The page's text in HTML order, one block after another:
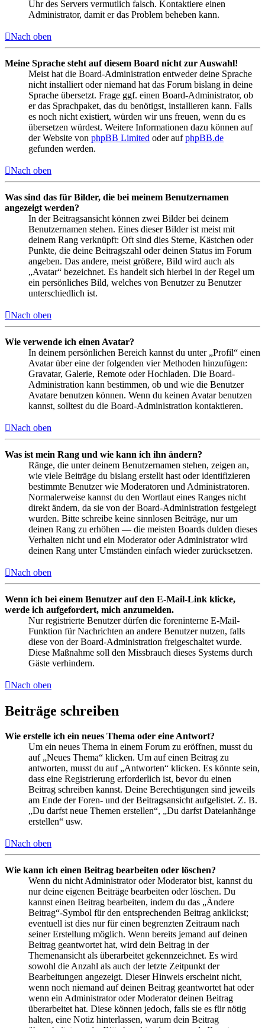
Uhr des Servers vermutlich falsch. Kontaktiere einen
Administrator, damit er das Problem beheben kann.
Nach oben
Meine Sprache steht auf diesem Board nicht zur Auswahl!
Meist hat die Board-Administration entweder deine Sprache
nicht installiert oder niemand hat das Forum bislang in deine
Sprache übersetzt. Frage ggf. einen Board-Administrator, ob
er das Sprachpaket, das du benötigst, installieren kann. Falls
es noch nicht existiert, würden wir uns freuen, wenn du es
übersetzen würdest. Weitere Informationen dazu können auf
der Website von phpBB Limited oder aufphpBB.de
gefunden werden.
Nach oben
Was sind das für Bilder, die bei meinem Benutzernamen
angezeigt werden?
In der Beitragsansicht können zwei Bilder bei deinem
Benutzernamen stehen. Eines dieser Bilder ist meist mit
deinem Rang verknüpft: Oft sind dies Sterne, Kästchen oder
Punkte, die deine Beitragszahl oder deinen Status im Forum
angeben. Das andere, meist größere, Bild wird auch als
„Avatar“ bezeichnet. Es handelt sich hierbei in der Regel um
ein persönliches Bild, welches von Benutzer zu Benutzer
unterschiedlich ist.
Nach oben
Wie verwende ich einen Avatar?
In deinem persönlichen Bereich kannst du unter „Profil“ einen
Avatar über eine der folgenden vier Methoden hinzufügen:
Gravatar, Galerie, Remote oder Hochladen. Die Board-
Administration kann bestimmen, ob und wie die Benutzer
Avatare benutzen können. Wenn du keinen Avatar benutzen
kannst, solltest du die Board-Administration kontaktieren.
Nach oben
Was ist mein Rang und wie kann ich ihn ändern?
Ränge, die unter deinem Benutzernamen stehen, zeigen an,
wie viele Beiträge du bislang erstellt hast oder identifizieren
bestimmte Benutzer wie Moderatoren und Administratoren.
Normalerweise kannst du den Wortlaut eines Ranges nicht
direkt ändern, da sie von der Board-Administration festgelegt
wurden. Bitte schreibe keine sinnlosen Beiträge, nur um
deinen Rang zu erhöhen — die meisten Boards dulden dieses
Verhalten nicht und ein Moderator oder Administrator wird
deinen Rang unter Umständen einfach wieder zurücksetzen.
Nach oben
Wenn ich bei einem Benutzer auf den E-Mail-Link klicke,
werde ich aufgefordert, mich anzumelden.
Nur registrierte Benutzer dürfen die foreninterne E-Mail-
Funktion für Nachrichten an andere Benutzer nutzen, falls
diese von der Board-Administration freigeschaltet wurde.
Diese Maßnahme soll den Missbrauch dieses Systems durch
Gäste verhindern.
Nach oben
Beiträge schreiben
Wie erstelle ich ein neues Thema oder eine Antwort?
Um ein neues Thema in einem Forum zu eröffnen, musst du
auf „Neues Thema“ klicken. Um auf einen Beitrag zu
antworten, musst du auf „Antworten“ klicken. Es könnte sein,
dass eine Registrierung erforderlich ist, bevor du einen
Beitrag schreiben kannst. Deine Berechtigungen sind jeweils
am Ende der Foren- und der Beitragsansicht aufgelistet. Z. B.
„Du darfst neue Themen erstellen“, „Du darfst Dateianhänge
erstellen“ usw.
Nach oben
Wie kann ich einen Beitrag bearbeiten oder löschen?
Wenn du nicht Administrator oder Moderator bist, kannst du
nur deine eigenen Beiträge bearbeiten oder löschen. Du
kannst einen Beitrag bearbeiten, indem du das „Ändere
Beitrag“-Symbol für den entsprechenden Beitrag anklickst;
eventuell ist dies nur für einen begrenzten Zeitraum nach
seiner Erstellung möglich. Wenn bereits jemand auf deinen
Beitrag geantwortet hat, wird dein Beitrag in der
Themenansicht als überarbeitet gekennzeichnet. Es wird
sowohl die Anzahl als auch der letzte Zeitpunkt der
Bearbeitungen angezeigt. Dieser Hinweis erscheint nicht,
wenn noch niemand auf deinen Beitrag geantwortet hat oder
wenn ein Administrator oder Moderator deinen Beitrag
überarbeitet hat. Diese können jedoch, falls sie es für nötig
halten, eine Notiz hinterlassen, warum dein Beitrag